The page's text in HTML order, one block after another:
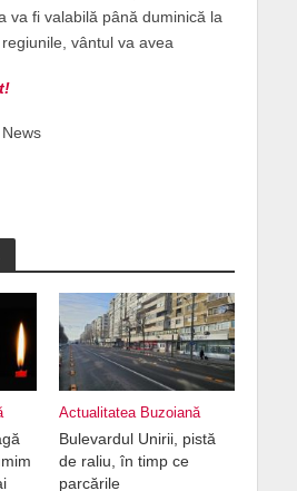
va fi valabilă până duminică la
vântul va avea
Actualitatea Buzoiană
Bulevardul Unirii, pistă
de raliu, în timp ce
parcările